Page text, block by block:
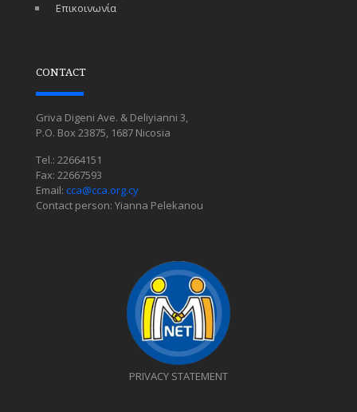
Επικοινωνία
CONTACT
Griva Digeni Ave. & Deliyianni 3,
P.O. Box 23875, 1687 Nicosia
Tel.: 22664151
Fax: 22667593
Email: cca@cca.org.cy
Contact person: Yianna Pelekanou
PRIVACY STATEMENT